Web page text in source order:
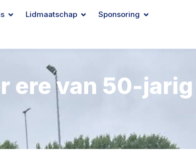
Lidmaatschap Sponsoring
ere van 50-